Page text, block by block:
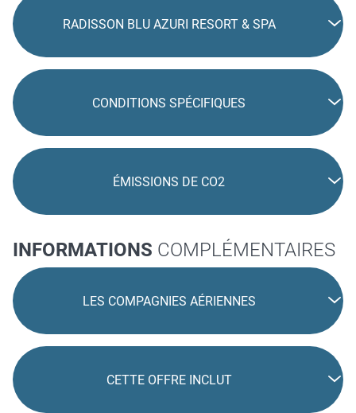
DESCRIPTIONDU VOYAGE
Référence voyage : 109460
LA RÉUNION EN FORMULE TOUT COMPRIS EN
LIBERTÉ - SÉJOUR À L'HÔTEL LE RÉCIF
RADISSON BLU AZURI RESORT & SPA
CONDITIONS SPÉCIFIQUES